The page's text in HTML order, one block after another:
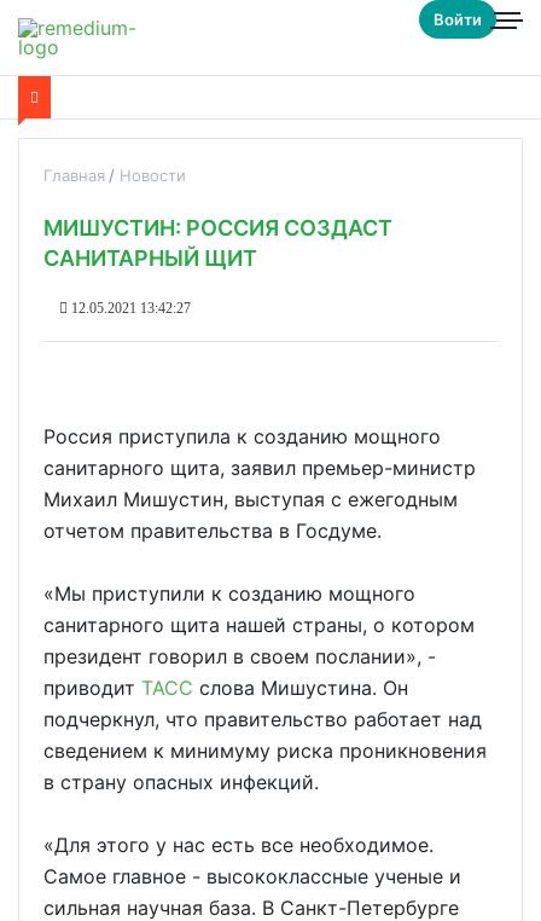
Войти
Главная Новости
МИШУСТИН: РОССИЯ СОЗДАСТ
САНИТАРНЫЙ ЩИТ
12.05.2021 13:42:27
Россия приступила к созданию мощного
санитарного щита, заявил премьер-министр
Михаил Мишустин, выступая с ежегодным
отчетом правительства в Госдуме.
«Мы приступили к созданию мощного
санитарного щита нашей страны, о котором
президент говорил в своем послании», -
приводит ТАСС слова Мишустина. Он
подчеркнул, что правительство работает над
сведением к минимуму риска проникновения
в страну опасных инфекций.
«Для этого у нас есть все необходимое.
Самое главное - высококлассные ученые и
сильная научная база. В Санкт-Петербурге